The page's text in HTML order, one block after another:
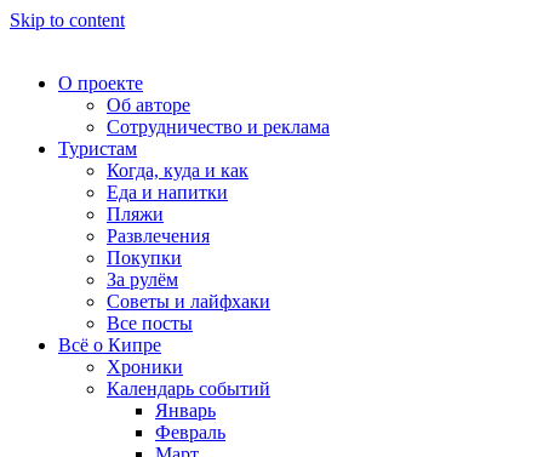
Skip to content
О проекте
Об авторе
Сотрудничество и реклама
Туристам
Когда, куда и как
Еда и напитки
Пляжи
Развлечения
Покупки
За рулём
Советы и лайфхаки
Все посты
Всё о Кипре
Хроники
Календарь событий
Январь
Февраль